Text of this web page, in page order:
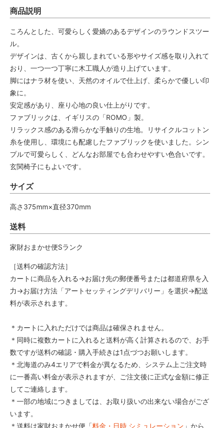
商品説明
ころんとした、可愛らしく愛嬌のあるデザインのラウンドスツー
ル。
デザインは、古くから親しまれている形やサイズ感を取り入れて
おり、一つ一つ丁寧に木工職人が造り上げています。
脚にはナラ材を使い、天然のオイルで仕上げ、柔らかで優しい印
象に。
安定感があり、座り心地の良い仕上がりです。
ファブリックは、イギリスの「ROMO」製。
リラックス感のある滑らかな手触りの生地。リサイクルコットン
糸を使用し、環境にも配慮したファブリックを使いました。シン
プルで可愛らしく、どんなお部屋でも合わせやすい色合いです。
玄関椅子にもよいです。
サイズ
高さ375mm×直径370mm
送料
家財おまかせ便Sランク
［送料の確認方法］
カートに商品を入れる→お届け先の郵便番号または都道府県を入
力→お届け方法「アートセッティングデリバリー」を選択→配送
料が表示されます。
＊カートに入れただけでは商品は確保されません。
＊同時に複数カートに入れると送料が高く計算されるので、お手
数ですが送料の確認・購入手続きは1点づつお願いします。
＊北海道のみ4エリアで料金が異なるため、システム上ご注文時
に一番高い料金が表示されますが、ご注文後に正式な金額に修正
してご連絡します。
＊一部の地域につきましては、お取り扱いの出来ない場合がござ
います。
＊送料は家財おまかせ便「料金・日時 シミュレーション 」から